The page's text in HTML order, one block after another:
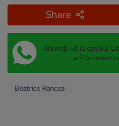
Share
Abonați-vă la canalul
a fi la curent
Beatrice Rancea